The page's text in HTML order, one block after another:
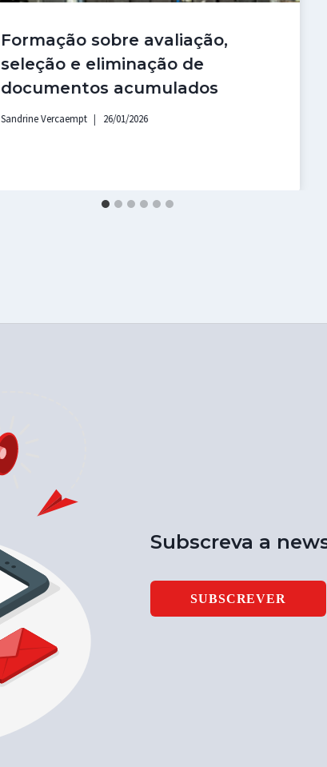
Formação sobre avaliação,
seleção e eliminação de
documentos acumulados
Sandrine Vercaempt 26/01/2026
Subscreva a
SUBSCREVER